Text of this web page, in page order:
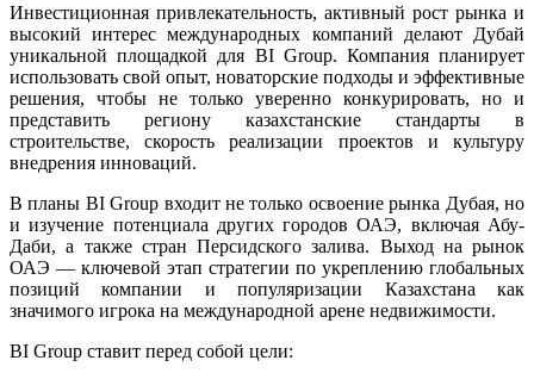
Инвестиционная привлекательность, активный рост рынка и
высокий интерес международных компаний делают Дубай
уникальной площадкой для BI Group. Компания планирует
использовать свой опыт, новаторские подходы и эффективные
решения, чтобы не только уверенно конкурировать, но и
представить региону казахстанские стандарты в
строительстве, скорость реализации проектов и культуру
внедрения инноваций.
В планы BI Group входит не только освоение рынка Дубая, но
и изучение потенциала других городов ОАЭ, включая Абу-
Даби, а также стран Персидского залива. Выход на рынок
ОАЭ — ключевой этап стратегии по укреплению глобальных
позиций компании и популяризации Казахстана как
значимого игрока на международной арене недвижимости.
BI Group ставит перед собой цели: